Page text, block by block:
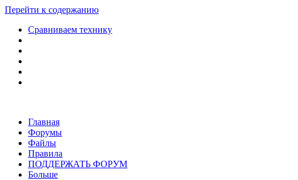
Перейти к содержанию
Сравниваем технику
Главная
Форумы
Файлы
Правила
ПОДДЕРЖАТЬ ФОРУМ
Больше